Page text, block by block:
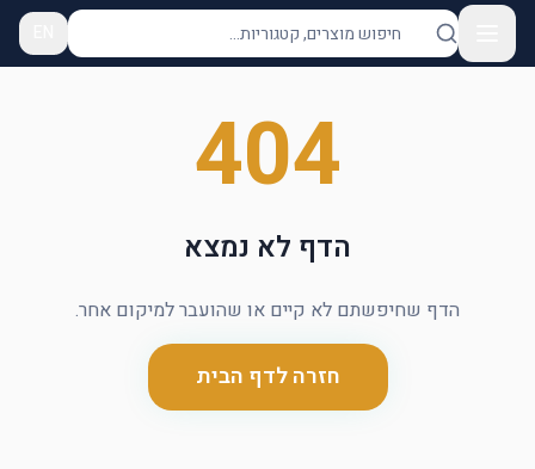
404
הדף לא נמצא
הדף שחיפשתם לא קיים או שהועבר למיקום אחר.
חזרה לדף הבית